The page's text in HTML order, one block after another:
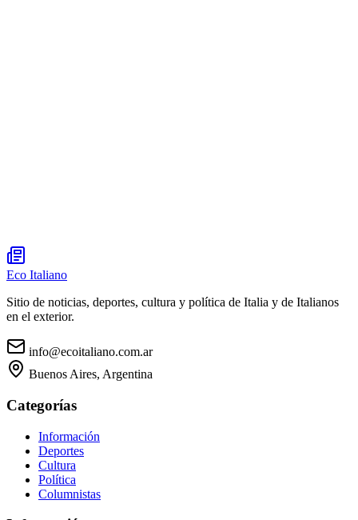
Eco Italiano
Sitio de noticias, deportes, cultura y política de Italia y de Italianos
en el exterior.
info@ecoitaliano.com.ar
Buenos Aires, Argentina
Categorías
Información
Deportes
Cultura
Política
Columnistas